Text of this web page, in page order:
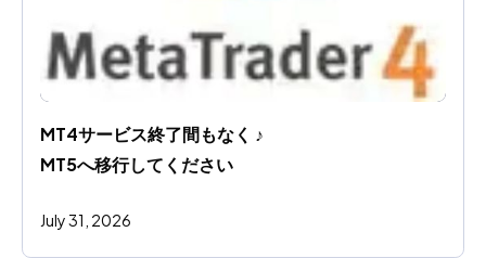
MT4サービス終了間もなく ♪
MT5へ移行してください
July 31, 2026